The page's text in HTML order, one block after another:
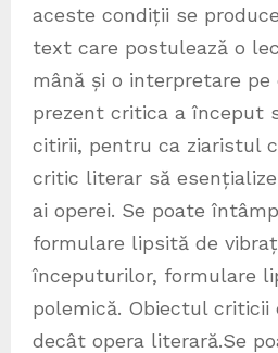
aceste condiții se
text care postulează o
mână și o interpretare
prezent critica a început
citirii, pentru ca ziaristul
critic literar să
ai operei. Se poate
formulare lipsită de
începuturilor, formulare
polemică. Obiectul criticii
decât opera literară.Se